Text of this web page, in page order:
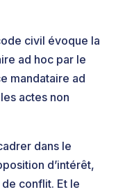
civil évoque la
ad hoc par le
mandataire ad
actes non
dans le
d’intérêt,
conflit. Et le